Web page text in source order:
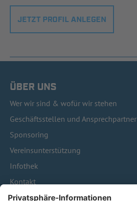
JETZT PROFIL ANLEGEN
ÜBER UNS
Wer wir sind & wofür wir stehen
Geschäftsstellen und Ansprechpartner
Sponsoring
Vereinsunterstützung
Infothek
Kontakt